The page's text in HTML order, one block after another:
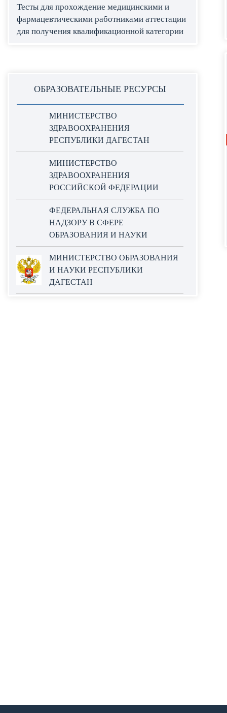
Тесты для прохождение медицинскими и
фармацевтическими работниками аттестации
для получения квалификационной категории
ОБРАЗОВАТЕЛЬНЫЕ РЕСУРСЫ
МИНИСТЕРСТВО
ЗДРАВООХРАНЕНИЯ
РЕСПУБЛИКИ ДАГЕСТАН
МИНИСТЕРСТВО
ЗДРАВООХРАНЕНИЯ
РОССИЙСКОЙ ФЕДЕРАЦИИ
ФЕДЕРАЛЬНАЯ СЛУЖБА ПО
НАДЗОРУ В СФЕРЕ
ОБРАЗОВАНИЯ И НАУКИ
МИНИСТЕРСТВО ОБРАЗОВАНИЯ
И НАУКИ РЕСПУБЛИКИ
ДАГЕСТАН